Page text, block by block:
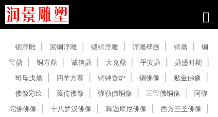
铜浮雕 紫铜浮雕 锻铜浮雕 浮雕壁画 铜鼎
铜
宝鼎
铜方鼎 诚信鼎 大克鼎 平安鼎
鼎盛时期
司母戊鼎
四羊方尊 铜钟香炉 铜佛像
贴金佛像
佛像彩绘
藏传佛像 弥勒佛铜像 三宝佛铜像
阿弥
陀佛佛像
十八罗汉佛像 释迦摩尼佛像
西方三圣佛像